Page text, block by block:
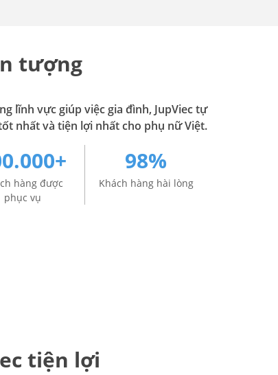
tượng
lĩnh vực giúp việc gia đình, JupViec tự
nhất và tiện lợi nhất cho phụ nữ Việt.
hàng được
phục vụ
98%
Khách hàng hài lòng
tiện lợi